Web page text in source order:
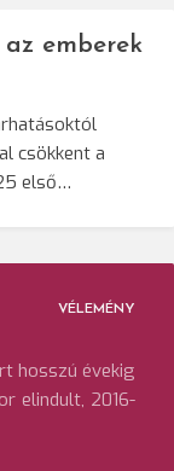
emberek
csökkent a
első…
VÉLEMÉNY
hosszú évekig
elindult, 2016-